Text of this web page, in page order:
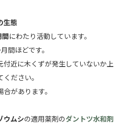
生態
にわたり活動しています。
間ほどです。
付近に木くずが発生していないか上
ださい。
があります。
ウムシの適用薬剤のダントツ水和剤